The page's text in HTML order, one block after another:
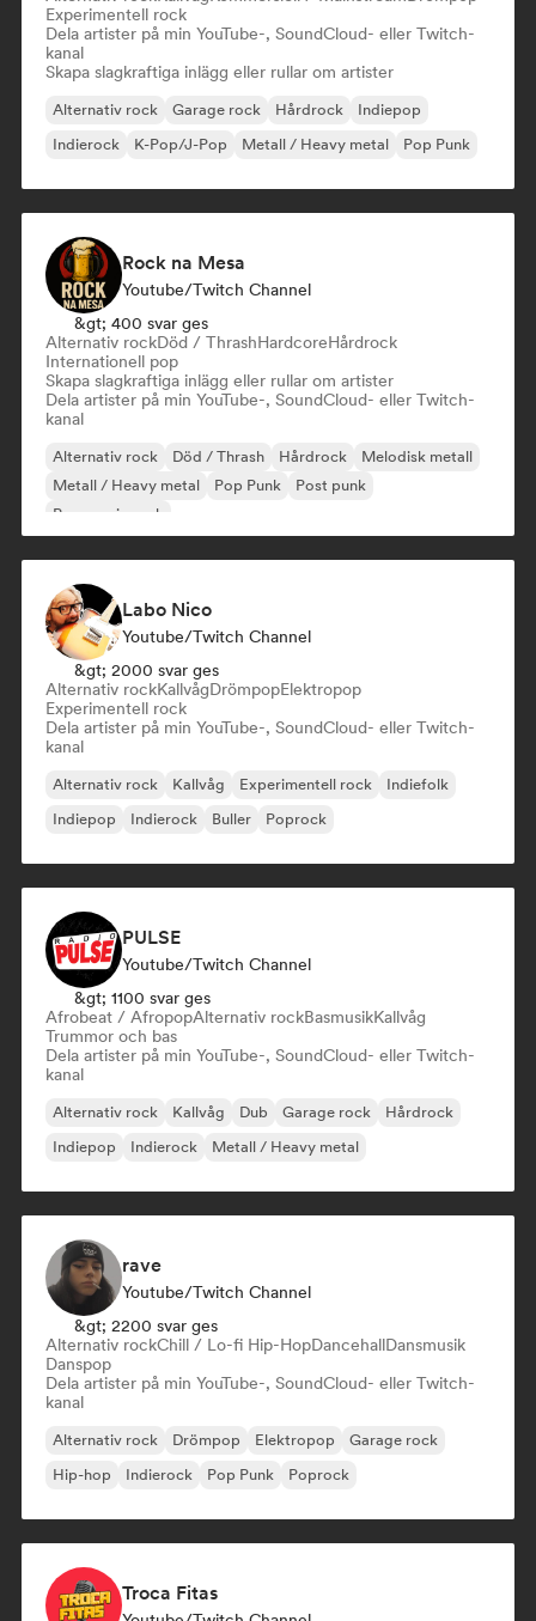
Experimentell rock
Dela artister på min YouTube-, SoundCloud- eller Twitch-
kanal
Skapa slagkraftiga inlägg eller rullar om artister
Alternativ rock Garage rock Hårdrock
Indiepop
Indierock
K-Pop/J-Pop Metall / Heavy metal Pop Punk
Rock na Mesa
Youtube/Twitch Channel
&gt; 400 svar ges
Alternativ rockDöd / ThrashHardcoreHårdrock
Internationell pop
Skapa slagkraftiga inlägg eller rullar om artister
Dela artister på min YouTube-, SoundCloud- eller Twitch-
kanal
Alternativ rock Död / Thrash Hårdrock
Melodisk metall
Metall / Heavy metal
Pop Punk
Post punk
Progressiv rock
Labo Nico
Youtube/Twitch Channel
&gt; 2000 svar ges
Alternativ rockKallvågDrömpopElektropop
Experimentell rock
Dela artister på min YouTube-, SoundCloud- eller Twitch-
kanal
Alternativ rock Kallvåg Experimentell rock
Indiefolk
Indiepop
Indierock Buller Poprock
PULSE
Youtube/Twitch Channel
&gt; 1100 svar ges
Afrobeat / AfropopAlternativ rockBasmusikKallvåg
Trummor och bas
Dela artister på min YouTube-, SoundCloud- eller Twitch-
kanal
Alternativ rock Kallvåg Dub Garage rock
Hårdrock
Indiepop
Indierock Metall / Heavy metal
rave
Youtube/Twitch Channel
&gt; 2200 svar ges
Alternativ rockChill / Lo-fi Hip-HopDancehallDansmusik
Danspop
Dela artister på min YouTube-, SoundCloud- eller Twitch-
kanal
Alternativ rock Drömpop Elektropop
Garage rock
Hip-hop
Indierock Pop Punk Poprock
Troca Fitas